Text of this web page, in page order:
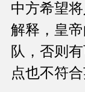
中方希望
解释，皇
队，否则
点也不符